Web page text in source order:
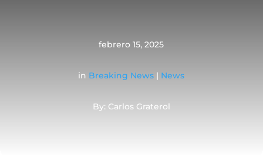
febrero 15, 2025
in Breaking News | News
By: Carlos Graterol